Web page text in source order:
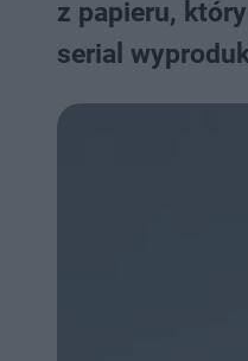
z papieru,
serial